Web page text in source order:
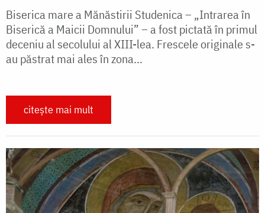
Biserica mare a Mănăstirii Studenica – „Intrarea în
Biserică a Maicii Domnului” – a fost pictată în primul
deceniu al secolului al XIII-lea. Frescele originale s-
au păstrat mai ales în zona...
citește mai mult